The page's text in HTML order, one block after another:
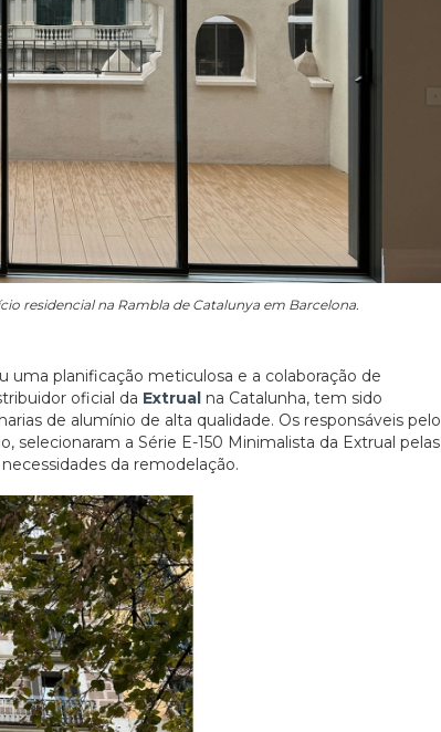
residencial na Rambla de Catalunya em Barcelona.
planificação meticulosa e a colaboração de
oficial da Extrual na Catalunha, tem sido
de alumínio de alta qualidade. Os responsáveis pelo
a Série E-150 Minimalista da Extrual pelas
da remodelação.